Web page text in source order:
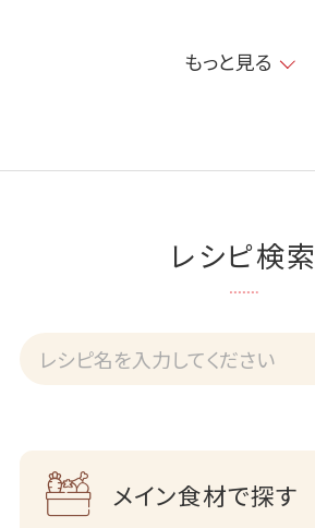
もっと見る
レシピ検索
メイン食材で探す